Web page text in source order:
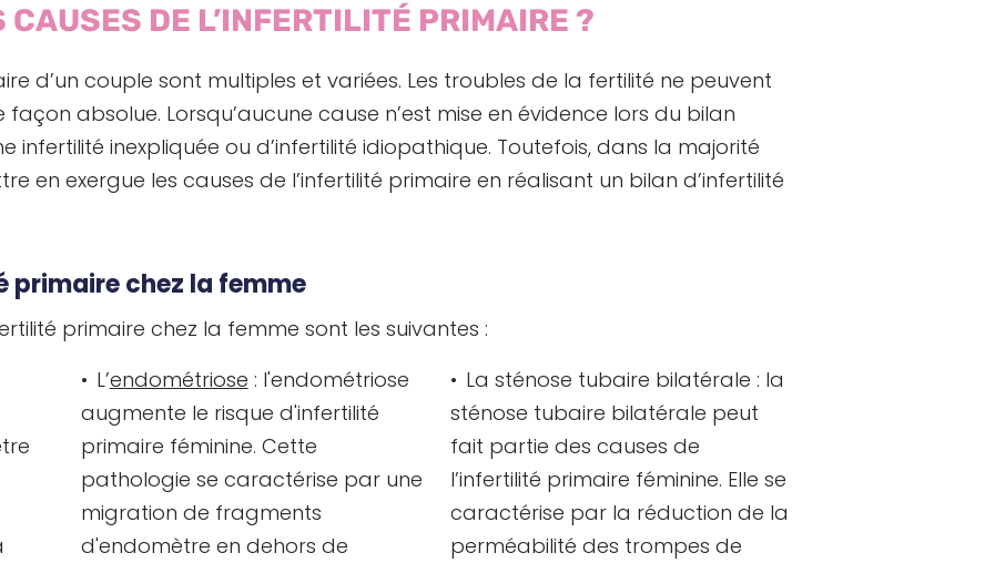
DE L’INFERTILITÉ PRIMAIRE ?
d’un couple sont multiples et variées. Les troubles de la fertilité ne peuvent
absolue. Lorsqu’aucune cause n’est mise en évidence lors du bilan
infertilité inexpliquée ou d’infertilité idiopathique. Toutefois, dans la majorité
en exergue les causes de l’infertilité primaire en réalisant un bilan d’infertilité
primaire chez la femme
primaire chez la femme sont les suivantes :
L’endométriose : l'endométriose
augmente le risque d'infertilité
primaire féminine. Cette
pathologie se caractérise par une
migration de fragments
d'endomètre en dehors de
La sténose tubaire bilatérale : la
sténose tubaire bilatérale peut
fait partie des causes de
l’infertilité primaire féminine. Elle se
caractérise par la réduction de la
perméabilité des trompes de